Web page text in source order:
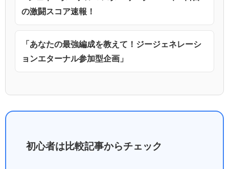
の激闘スコア速報！
「あなたの最強編成を教えて！ジージェネレーシ
ョンエターナル参加型企画」
初心者は比較記事からチェック